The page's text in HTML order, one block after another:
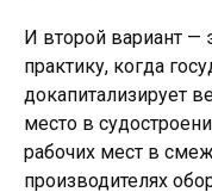
И второй вариант —
практику, когда
докапитализирует
место в
рабочих мест в
производителях